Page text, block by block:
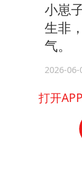
小崽
生非
气。
2026-06-
打开